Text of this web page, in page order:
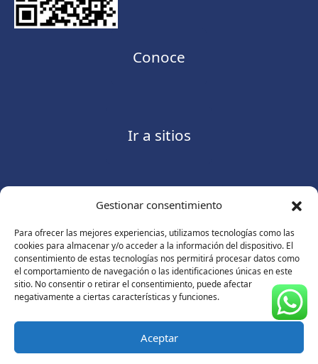
Gestionar consentimiento
Para ofrecer las mejores experiencias, utilizamos tecnologías como las
cookies para almacenar y/o acceder a la información del dispositivo. El
consentimiento de estas tecnologías nos permitirá procesar datos como
el comportamiento de navegación o las identificaciones únicas en este
sitio. No consentir o retirar el consentimiento, puede afectar
negativamente a ciertas características y funciones.
Aceptar
Conoce
Ir a sitios
Contáctanos
Consulte nuestroAviso de privacidad
© Copyright 2026 ASUGMEX. Todos los derechos
reservados.